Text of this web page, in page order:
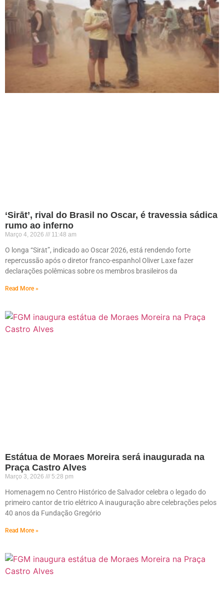
‘Sirāt’, rival do Brasil no Oscar, é travessia sádica
rumo ao inferno
Março 4, 2026 11:48 am
O longa “Sirāt”, indicado ao Oscar 2026, está rendendo forte
repercussão após o diretor franco-espanhol Oliver Laxe fazer
declarações polêmicas sobre os membros brasileiros da
Read More »
Estátua de Moraes Moreira será inaugurada na
Praça Castro Alves
Março 3, 2026 5:28 pm
Homenagem no Centro Histórico de Salvador celebra o legado do
primeiro cantor de trio elétrico A inauguração abre celebrações pelos
40 anos da Fundação Gregório
Read More »